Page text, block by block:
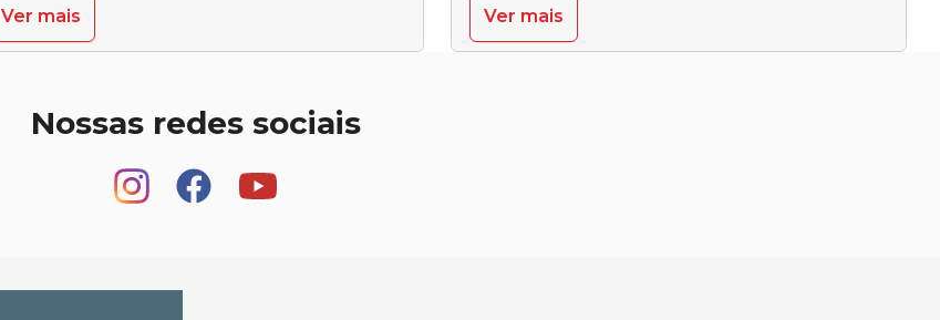
Ver mais Ver mais
Nossas redes sociais